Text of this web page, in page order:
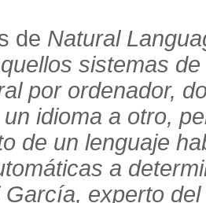
de Natural
sistemas
por ordenador,
idioma a otro,
de un lenguaje
a
experto